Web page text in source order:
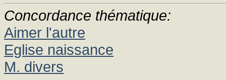
Concordance thématique:
Aimer l'autre
Eglise naissance
M. divers